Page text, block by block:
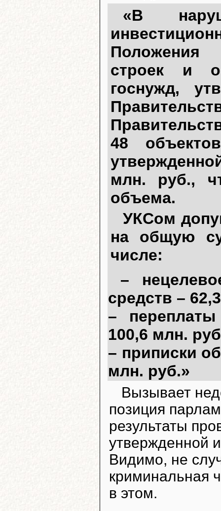
«В
строек и
госнужд,
48
млн. руб.,
объема.
УКСом
на общую
числе:
–
средств –
–
100,6 млн.
– приписки
млн. руб.»
Вызывает
позиция
результаты
утвержденной
Видимо, не
криминальная
в этом.